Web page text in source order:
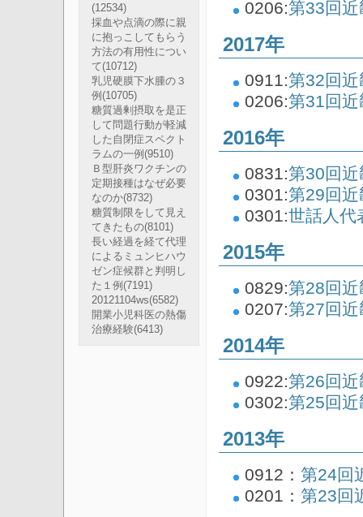
0206:第33回
2017年
0911:第32回
0206:第31回
2016年
0831:第30回
0301:第29回
0301:世話人代
2015年
0829:第28回
0207:第27回
2014年
0922:第26回
0302:第25回
2013年
0912： 第24回
0201： 第23回
(12534)
採血や点滴の際に親
に抱っこしてもらう
方法の有用性につい
て(10712)
乳児硬膜下水腫の３
例 (10705)
糖質過剰摂取を是正
して問題行動が軽減
した自閉症スペクト
ラムの一例 (9510)
Ｂ型肝炎ワクチンの
定期接種はなぜ必要
なのか(8732)
糖質制限をして見え
てきたもの(8101)
長い経過を経て代理
によるミュンヒハウ
ゼン症候群と判明し
た１例 (7191)
20121104ws(6582)
開業小児科医の熱傷
治療経験(6413)